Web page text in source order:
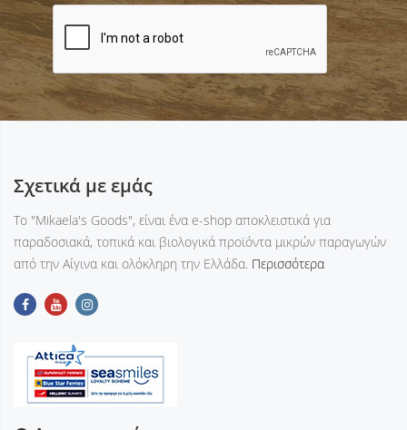
Σχετικά με εμάς
Tο "Mikaela's Goods", είναι ένα e-shop αποκλειστικά για
παραδοσιακά, τοπικά και βιολογικά προϊόντα μικρών παραγωγών
από την Αίγινα και ολόκληρη την Ελλάδα. Περισσότερα